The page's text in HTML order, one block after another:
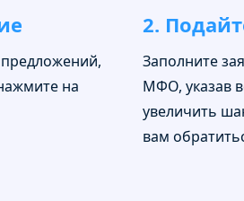
на
2.
Заполните
МФО, указав
увеличить
вам